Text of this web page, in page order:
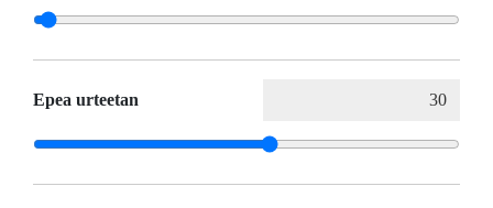
Epea urteetan